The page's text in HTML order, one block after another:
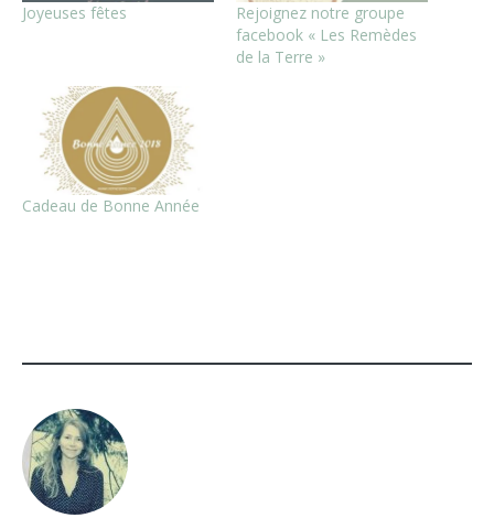
Joyeuses fêtes
Rejoignez notre groupe
facebook « Les Remèdes
de la Terre »
Cadeau de Bonne Année
:
CLASSÉ